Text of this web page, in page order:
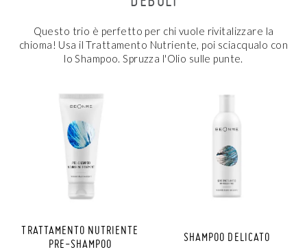
Questo trio è perfetto per chi vuole rivitalizzare la
chioma! Usa il Trattamento Nutriente, poi sciacqualo con
lo Shampoo. Spruzza l'Olio sulle punte.
TRATTAMENTO NUTRIENTE
PRE-SHAMPOO
SHAMPOO DELICATO
CONTINUA LO SHOPPING